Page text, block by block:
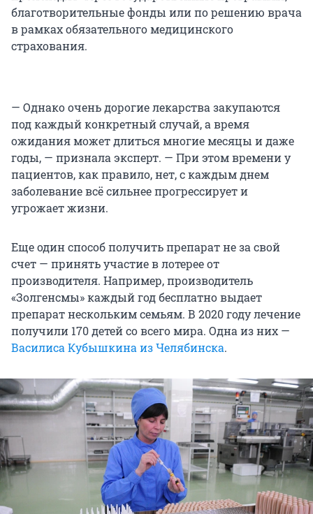
благотворительные фонды или по решению врача
в рамках обязательного медицинского
страхования.
— Однако очень дорогие лекарства закупаются
под каждый конкретный случай, а время
ожидания может длиться многие месяцы и даже
годы, — признала эксперт. — При этом времени у
пациентов, как правило, нет, с каждым днем
заболевание всё сильнее прогрессирует и
угрожает жизни.
Еще один способ получить препарат не за свой
счет — принять участие в лотерее от
производителя. Например, производитель
«Золгенсмы» каждый год бесплатно выдает
препарат нескольким семьям. В 2020 году лечение
получили 170 детей со всего мира. Одна из них —
Василиса Кубышкина из Челябинска.